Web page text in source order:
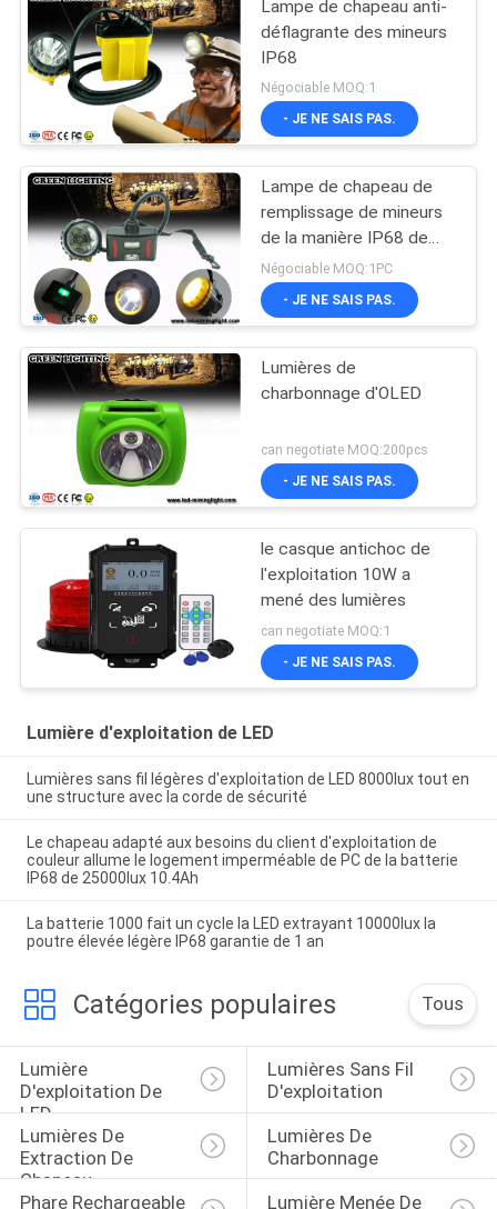
Lampe de chapeau anti-
déflagrante des mineurs
IP68
Négociable MOQ:1
- JE NE SAIS PAS.
Lampe de chapeau de
remplissage de mineurs
de la manière IP68 de
LED deux avec le voyant
d'alarme, 28000lux très
brillant
Négociable MOQ:1PC
- JE NE SAIS PAS.
Lumières de
charbonnage d'OLED
can negotiate MOQ:200pcs
- JE NE SAIS PAS.
le casque antichoc de
l'exploitation 10W a
mené des lumières
can negotiate MOQ:1
- JE NE SAIS PAS.
Lumière d'exploitation de LED
Lumières sans fil légères d'exploitation de LED 8000lux tout en
une structure avec la corde de sécurité
Le chapeau adapté aux besoins du client d'exploitation de
couleur allume le logement imperméable de PC de la batterie
IP68 de 25000lux 10.4Ah
La batterie 1000 fait un cycle la LED extrayant 10000lux la
poutre élevée légère IP68 garantie de 1 an
Catégories populaires Tous
Lumière
D'exploitation De
LED
Lumières Sans Fil
D'exploitation
Lumières De
Extraction De
Chapeau
Lumières De
Charbonnage
Phare Rechargeable
Lumière Menée De